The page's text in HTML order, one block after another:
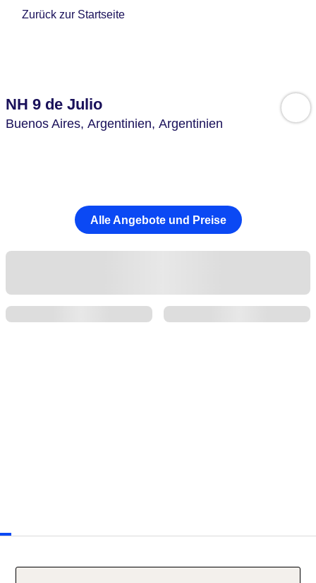
Zurück zur Startseite
NH 9 de Julio
Buenos Aires, Argentinien, Argentinien
Alle Angebote und Preise